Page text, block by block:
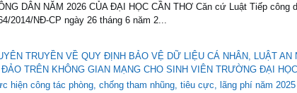
DÂN NĂM 2026 CỦA ĐẠI HỌC CẦN THƠ Căn cứ Luật Tiếp công
2014/NĐ-CP ngày 26 tháng 6 năm 2...
TRUYỀN VỀ QUY ĐỊNH BẢO VỆ DỮ LIỆU CÁ NHÂN, LUẬT AN
TRÊN KHÔNG GIAN MẠNG CHO SINH VIÊN TRƯỜNG ĐẠI
hiện công tác phòng, chống tham nhũng, tiêu cực, lãng phí năm